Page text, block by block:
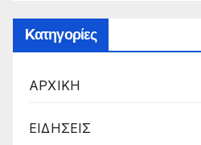
Kατηγορίες
ΑΡΧΙΚΗ
ΕΙΔΗΣΕΙΣ